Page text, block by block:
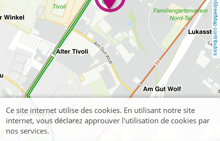
OpenStreetMap contributors
Ce site internet utilise des cookies. En utilisant notre site
internet, vous déclarez approuver l'utilisation de cookies par
nos services.